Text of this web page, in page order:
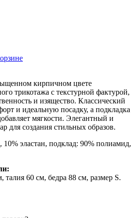
кирпичном цвете
трикотажа с текстурной фактурой,
и изящество. Классический
и идеальную посадку, а подкладка
мягкости. Элегантный и
для создания стильных образов.
эластан, подклад: 90% полиамид,
талия 60 см, бедра 88 см, размер S.